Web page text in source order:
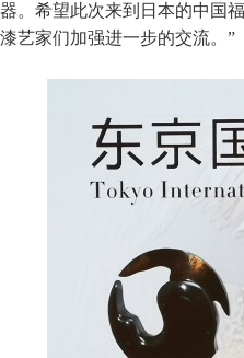
器。希望此次来到日本的中国
漆艺家们加强进一步的交流。”